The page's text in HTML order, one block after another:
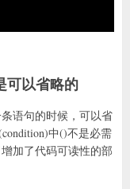
可以省略的
语句的时候，可以省
中()不是必需
加了代码可读性的部